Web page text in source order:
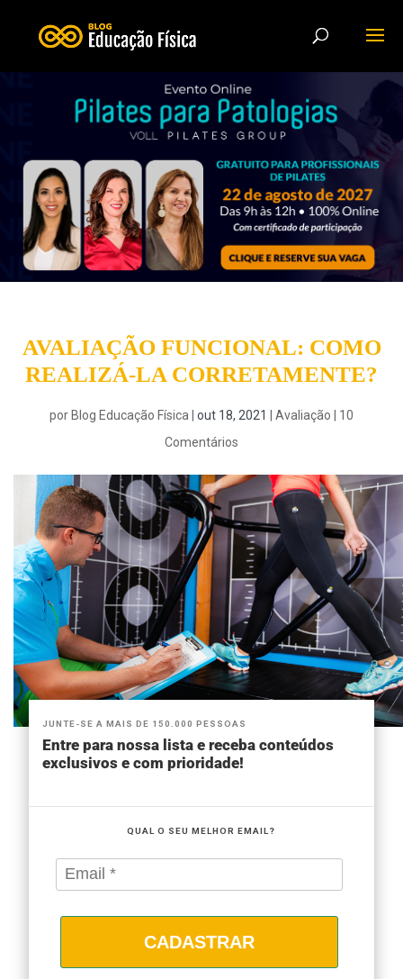
AVALIAÇÃO FUNCIONAL: COMO
REALIZÁ-LA CORRETAMENTE?
por Blog Educação Física out 18, 2021 Avaliação
10
Comentários
JUNTE-SE A MAIS DE 150.000 PESSOAS
Entre para nossa lista e receba conteúdos
exclusivos e com prioridade!
QUAL O SEU MELHOR EMAIL?
CADASTRAR